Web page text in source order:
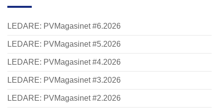
LEDARE: PVMagasinet #6.2026
LEDARE: PVMagasinet #5.2026
LEDARE: PVMagasinet #4.2026
LEDARE: PVMagasinet #3.2026
LEDARE: PVMagasinet #2.2026